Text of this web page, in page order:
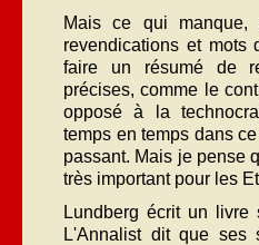
Mais ce qui manque,
revendications et mots
faire un résumé de
précises, comme le
opposé à la
temps en temps dans
passant. Mais je pense
très important pour les
Lundberg écrit un livre
L'Annalist dit que ses